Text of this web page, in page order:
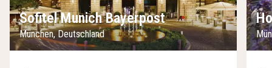
Sofitel Munich Bayerpost
München, Deutschland